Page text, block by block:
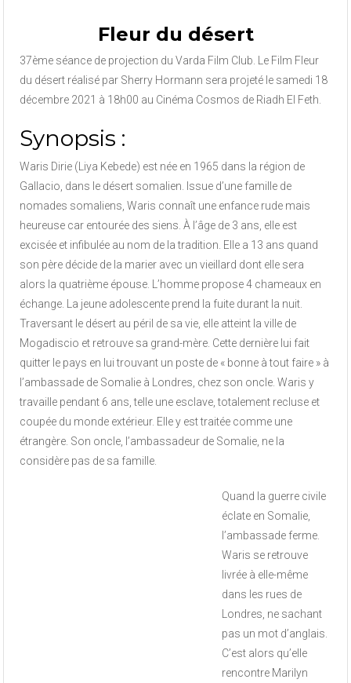
Fleur du désert
37ème séance de projection du Varda Film Club. Le Film Fleur
du désert réalisé par Sherry Hormann sera projeté le samedi 18
décembre 2021 à 18h00 au Cinéma Cosmos de Riadh El Feth.
Synopsis :
Waris Dirie (Liya Kebede) est née en 1965 dans la région de
Gallacio, dans le désert somalien. Issue d’une famille de
nomades somaliens, Waris connaît une enfance rude mais
heureuse car entourée des siens. À l’âge de 3 ans, elle est
excisée et infibulée au nom de la tradition. Elle a 13 ans quand
son père décide de la marier avec un vieillard dont elle sera
alors la quatrième épouse. L’homme propose 4 chameaux en
échange. La jeune adolescente prend la fuite durant la nuit.
Traversant le désert au péril de sa vie, elle atteint la ville de
Mogadiscio et retrouve sa grand-mère. Cette dernière lui fait
quitter le pays en lui trouvant un poste de « bonne à tout faire » à
l’ambassade de Somalie à Londres, chez son oncle. Waris y
travaille pendant 6 ans, telle une esclave, totalement recluse et
coupée du monde extérieur. Elle y est traitée comme une
étrangère. Son oncle, l’ambassadeur de Somalie, ne la
considère pas de sa famille.
Quand la guerre civile
éclate en Somalie,
l’ambassade ferme.
Waris se retrouve
livrée à elle-même
dans les rues de
Londres, ne sachant
pas un mot d’anglais.
C’est alors qu’elle
rencontre Marilyn